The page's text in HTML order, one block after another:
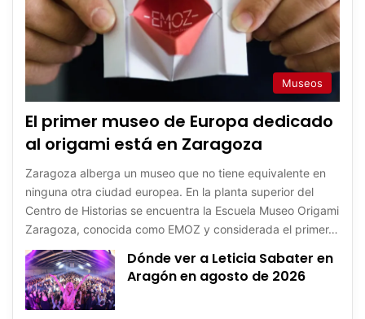
Museos
El primer museo de Europa dedicado
al origami está en Zaragoza
Zaragoza alberga un museo que no tiene equivalente en
ninguna otra ciudad europea. En la planta superior del
Centro de Historias se encuentra la Escuela Museo Origami
Zaragoza, conocida como EMOZ y considerada el primer…
Dónde ver a Leticia Sabater en
Aragón en agosto de 2026